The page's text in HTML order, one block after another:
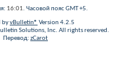
16:01. Часовой пояс GMT +5.
byvBulletin® Version 4.2.5
Solutions, Inc. All rights reserved.
Перевод: zCarot